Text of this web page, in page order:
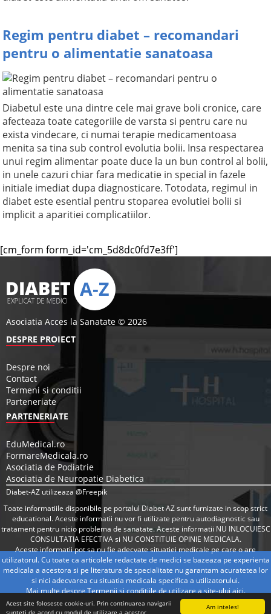
Am inteles!
Acest site foloseste cookie-uri. Prin continuarea navigarii
sunteti de acord cu modul de utilizare a acestor
Regim pentru diabet – recomandari
pentru o alimentatie sanatoasa
Diabetul este una dintre cele mai grave boli cronice, care
afecteaza toate categoriile de varsta si pentru care nu
exista vindecare, ci numai terapie medicamentoasa
menita sa tina sub control evolutia bolii. Insa respectarea
unui regim alimentar poate duce la un bun control al bolii,
in unele cazuri chiar fara medicatie in special in fazele
initiale imediat dupa diagnosticare. Totodata, regimul in
diabet este esential pentru stoparea evolutiei bolii si
implicit a aparitiei complicatiilor.
[cm_form form_id='cm_5d8dc0fd7e3ff']
Asociatia Acces la Sanatate © 2026
DESPRE PROIECT
Despre noi
Contact
Termeni si conditii
Parteneriate
PARTENERIATE
EduMedical.ro
FormareMedicala.ro
Asociatia de Podiatrie
Asociatia de Neuropatie Diabetica
Diabet-AZ utilizeaza @Freepik
Toate informatiile disponibile pe portalul Diabet AZ sunt furnizate in scop strict
educational. Aceste informatii nu vor fi utilizate pentru autodiagnostic sau
tratament pentru nicio problema de sanatate. Aceste informatii NU INLOCUIESC
CONSULTATIA EFECTIVA si NU CONSTITUIE OPINIE MEDICALA.
Aceste informatii pot sa nu fie adecvate situatiei medicale pe care o are
utilizatorul. Cu toate ca articolele redactate de medici se bazeaza pe experienta
medicala a acestora si pe literatura de specialitate nu garantam acuratetea lor
si nici adecvarea cu situatia medicala specifica a utilizatorului.
Mai multe despre Termenii si conditiile de utilizare a site-uluiaici.